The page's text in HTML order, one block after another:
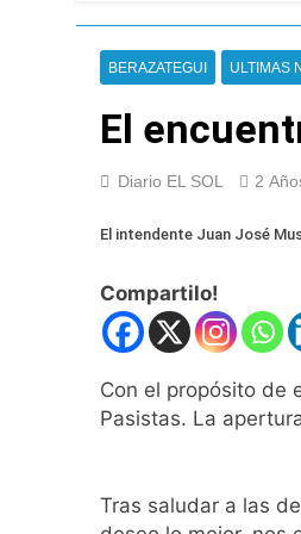
BERAZATEGUI ULTIMAS
El
Diario EL SOL 2
El intendente Juan José
Compartilo!
Con el propósito de
Pasistas. La
Tras saludar a las